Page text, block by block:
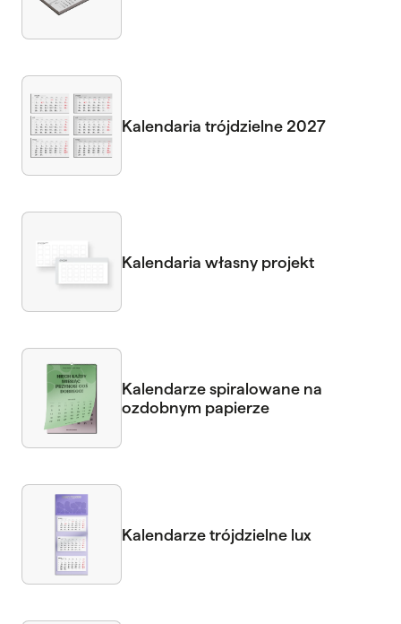
Kalendaria trójdzielne 2027
Kalendaria własny projekt
Kalendarze spiralowane na
ozdobnym papierze
Kalendarze trójdzielne lux